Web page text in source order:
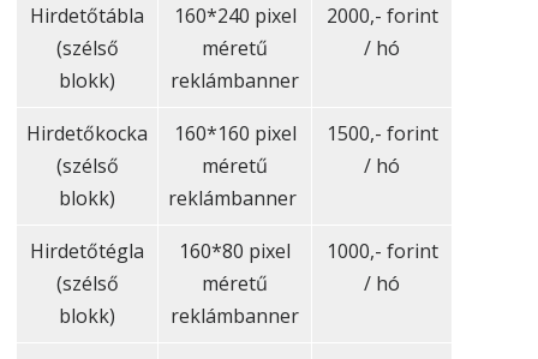
Hirdetőtábla
(szélső
blokk)
160*240 pixel
méretű
reklámbanner
2000,- forint
/ hó
Hirdetőkocka
(szélső
blokk)
160*160 pixel
méretű
reklámbanner
1500,- forint
/ hó
Hirdetőtégla
(szélső
blokk)
160*80 pixel
méretű
reklámbanner
1000,- forint
/ hó